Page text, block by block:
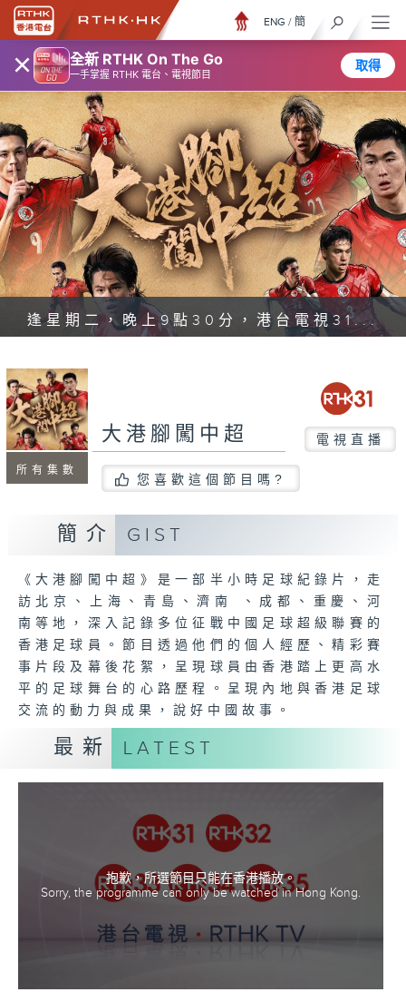
× 全新 RTHK On The Go
一手掌握 RTHK 電台、電視節目
取得
ENG / 簡
逢星期二，晚上9點30分，港台電視31...
所有集數
大港腳闖中超 電視直播
您喜歡這個節目嗎?
簡介 GIST
《大港腳闖中超》是一部半小時足球紀錄片，走
訪北京、上海、青島、濟南 、成都、重慶、河
南等地，深入記錄多位征戰中國足球超級聯賽的
香港足球員。節目透過他們的個人經歷、精彩賽
事片段及幕後花絮，呈現球員由香港踏上更高水
平的足球舞台的心路歷程。呈現內地與香港足球
交流的動力與成果，說好中國故事。
最新 LATEST
抱歉，所選節目只能在香港播放。
Sorry, the programme can only be watched in Hong Kong.